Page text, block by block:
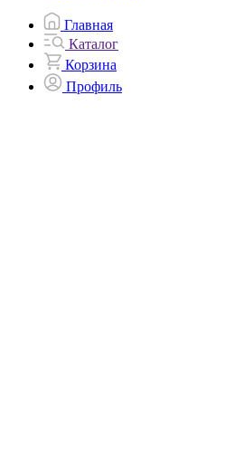
Главная
Каталог
Корзина
Профиль